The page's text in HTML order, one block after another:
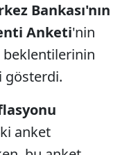
Bankası'nın
Anketi'nin
beklentilerinin
gösterdi.
anket